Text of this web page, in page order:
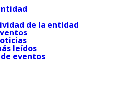
de la entidad
leídos
eventos